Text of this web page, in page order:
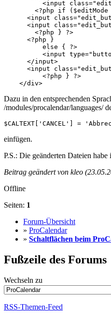
<?php if ($editMode
<input
<input
        <?php } ?>
      <?php }
      </input>
<input
    </div>
Dazu in den entsprechenden
/modules/procalendar/languages/
$CALTEXT['CANCEL'] =
einfügen.
P.S.: Die geänderten Dateien
Beitrag geändert von kleo
Offline
Seiten: 1
Forum-Übersicht
» ProCalendar
» Schaltflächen beim
Fußzeile des Forums
Wechseln zu
RSS-Themen-Feed